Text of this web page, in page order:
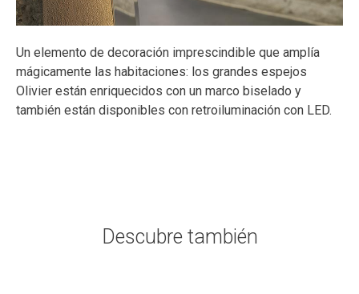
Un elemento de decoración imprescindible que amplía
mágicamente las habitaciones: los grandes espejos
Olivier están enriquecidos con un marco biselado y
también están disponibles con retroiluminación con LED.
Descubre también